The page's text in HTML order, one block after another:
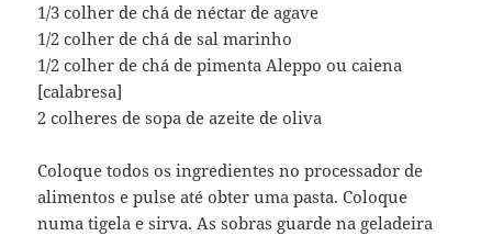
1/3 colher de chá de néctar de agave
1/2 colher de chá de sal marinho
1/2 colher de chá de pimenta Aleppo ou caiena
[calabresa]
2 colheres de sopa de azeite de oliva
Coloque todos os ingredientes no processador de
alimentos e pulse até obter uma pasta. Coloque
numa tigela e sirva. As sobras guarde na geladeira